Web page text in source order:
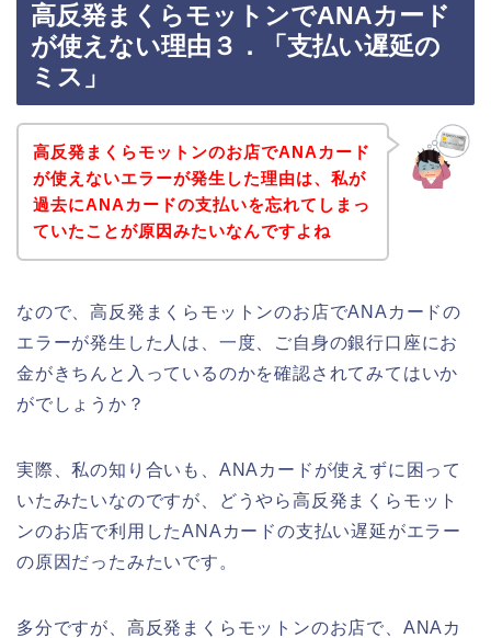
高反発まくらモットンでANAカード
が使えない理由３．「支払い遅延の
ミス」
高反発まくらモットンのお店でANAカード
が使えないエラーが発生した理由は、私が
過去にANAカードの支払いを忘れてしまっ
ていたことが原因みたいなんですよね
なので、高反発まくらモットンのお店でANAカードの
エラーが発生した人は、一度、ご自身の銀行口座にお
金がきちんと入っているのかを確認されてみてはいか
がでしょうか？
実際、私の知り合いも、ANAカードが使えずに困って
いたみたいなのですが、どうやら高反発まくらモット
ンのお店で利用したANAカードの支払い遅延がエラー
の原因だったみたいです。
多分ですが、高反発まくらモットンのお店で、ANAカ